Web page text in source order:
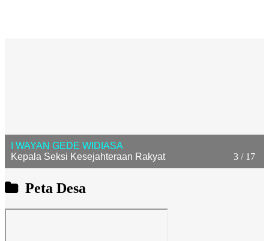
3 / 17
I WAYAN GEDE WIDIASA
Kepala Seksi Kesejahteraan Rakyat
Peta Desa